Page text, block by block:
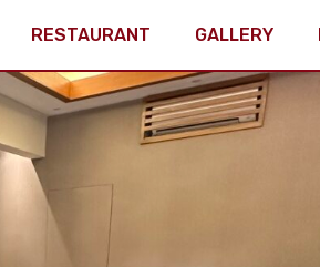
RESTAURANT GALLERY